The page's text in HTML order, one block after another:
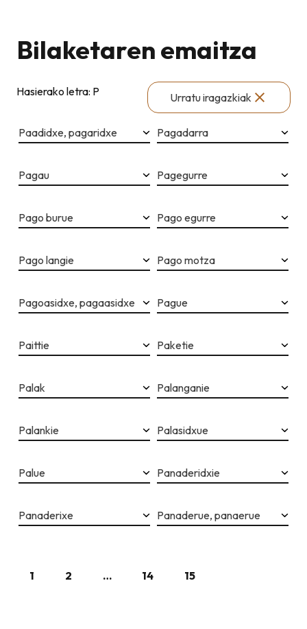
Bilaketaren emaitza
Hasierako letra: P Urratu iragazkiak
Paadidxe, pagaridxe Pagadarra
Pagau Pagegurre
Pago burue Pago egurre
Pago langie Pago motza
Pagoasidxe, pagaasidxe Pague
Paittie Paketie
Palak Palanganie
Palankie Palasidxue
Palue Panaderidxie
Panaderixe Panaderue, panaerue
1 2 … 14 15